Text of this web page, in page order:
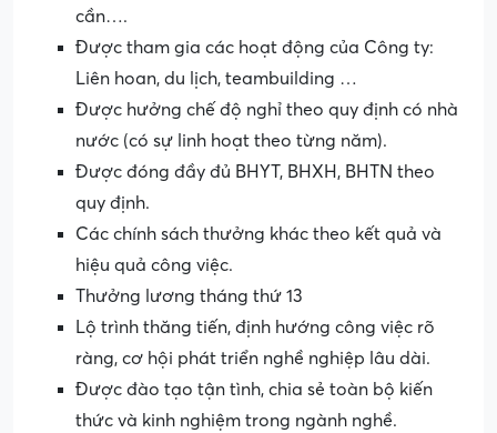
cần….
Được tham gia các hoạt động của Công ty:
Liên hoan, du lịch, teambuilding …
Được hưởng chế độ nghỉ theo quy định có nhà
nước (có sự linh hoạt theo từng năm).
Được đóng đầy đủ BHYT, BHXH, BHTN theo
quy định.
Các chính sách thưởng khác theo kết quả và
hiệu quả công việc.
Thưởng lương tháng thứ 13
Lộ trình thăng tiến, định hướng công việc rõ
ràng, cơ hội phát triển nghề nghiệp lâu dài.
Được đào tạo tận tình, chia sẻ toàn bộ kiến
thức và kinh nghiệm trong ngành nghề.